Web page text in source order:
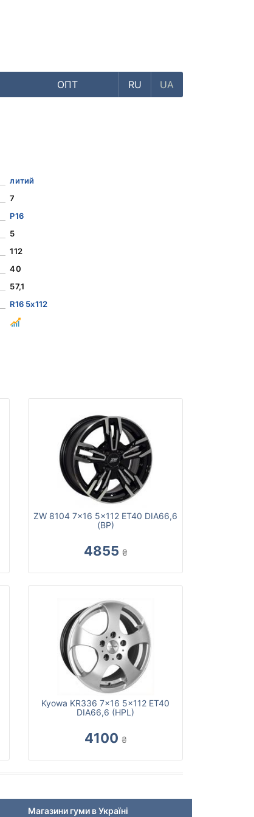
ОПТ RU UA
литий
7
Р16
5
112
40
57,1
R16 5x112
ZW 8104 7x16 5x112 ET40 DIA66,6
(BP)
4855 ₴
Kyowa KR336 7x16 5x112 ET40
DIA66,6 (HPL)
4100 ₴
Магазини гуми в Україні